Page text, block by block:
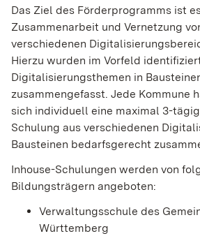
Das Ziel des Förderprogramms ist
Zusammenarbeit und Vernetzung
verschiedenen
Hierzu wurden im Vorfeld
Digitalisierungsthemen in
zusammengefasst. Jede Kommune
sich individuell eine maximal 3-
Schulung aus verschiedenen
Bausteinen bedarfsgerecht
Inhouse-Schulungen werden von
Bildungsträgern angeboten:
Verwaltungsschule des
Württemberg